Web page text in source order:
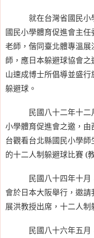
就在台灣省國民
國民小學體育促進會主
老師，偕同臺北體專溫
師，應日本躲避球協會
山速成博士所倡導並盛
躲避球。
民國八十二年十
小學體育促進會之邀，
台觀看台北縣國民小學
的十二人制躲避球比賽 (
民國八十四年十
會於日本大阪舉行，遨
展洪教授出席，十二人
民國八十六年五